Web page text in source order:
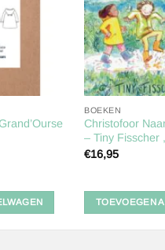
BOEKEN
Christofoor
– Tiny Fisscher
€16,95
TOEVOEGEN